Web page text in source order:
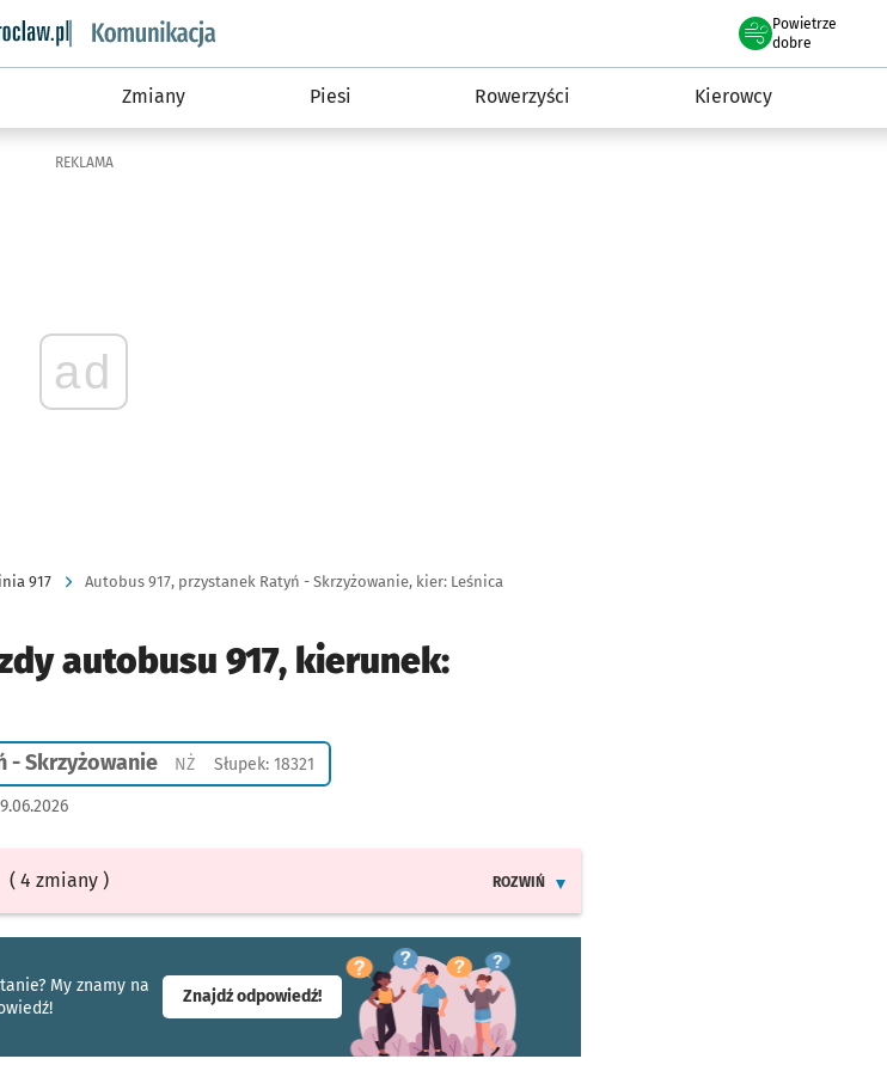
informacyjny wroclaw.pl podserwis: Komunikacja
Powietrze
we Wrocławiu
dobre
Zmiany Piesi Rowerzyści Kierowcy
REKLAMA
ad
917 Autobus 917, przystanek Ratyń - Skrzyżowanie, kier: Leśnica
autobusu 917, kierunek:
- Skrzyżowanie NŻPrzystanek na życzenie
Słupek: 18321
( 4 zmiany )
ROZWIŃ
My znamy na
Znajdź odpowiedź!- otworzy się w nowej karcie